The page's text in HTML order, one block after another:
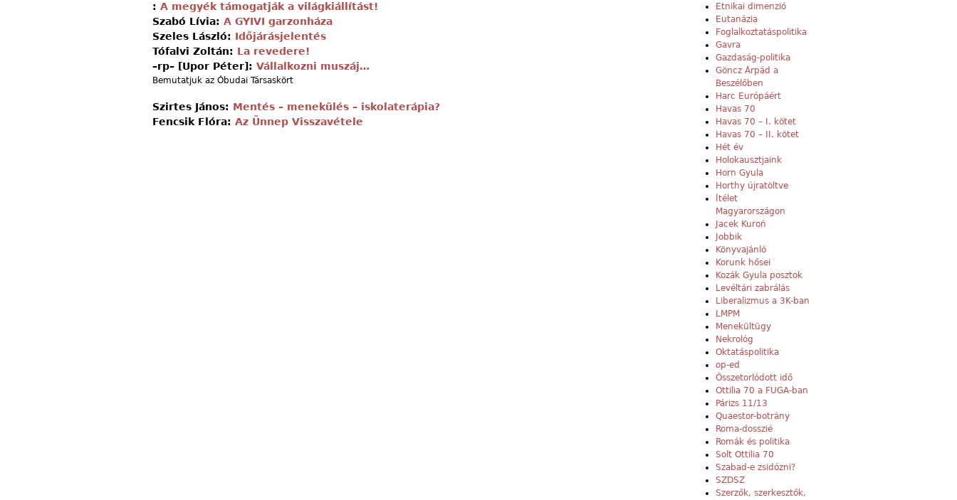
: A megyék támogatják a világkiállítást!
Szabó Lívia: A GYIVI garzonháza
Szeles László: Időjárásjelentés
Tófalvi Zoltán: La revedere!
–rp– [Upor Péter]: Vállalkozni muszáj…
Bemutatjuk az Óbudai Társaskört
Szirtes János: Mentés – menekülés – iskolaterápia?
Fencsik Flóra: Az Ünnep Visszavétele
Etnikai dimenzió
Eutanázia
Foglalkoztatáspolitika
Gavra
Gazdaság-politika
Göncz Árpád a
Beszélőben
Harc Európáért
Havas 70
Havas 70 – I. kötet
Havas 70 – II. kötet
Hét év
Holokausztjaink
Horn Gyula
Horthy újratöltve
Ítélet
Magyarországon
Jacek Kuroń
Jobbik
Könyvajánló
Korunk hősei
Kozák Gyula posztok
Levéltári zabrálás
Liberalizmus a 3K-ban
LMPM
Menekültügy
Nekrológ
Oktatáspolitika
op-ed
Összetorlódott idő
Ottilia 70 a FUGA-ban
Párizs 11/13
Quaestor-botrány
Roma-dosszié
Romák és politika
Solt Ottilia 70
Szabad-e zsidózni?
SZDSZ
Szerzők, szerkesztők,